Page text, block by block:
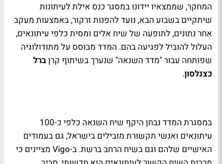
המחקר, שממצאיו יידונו במסגר כנס אילת לעיתונות
שיתקיים בשבוע הבא, נועד להפנות זרקור, באמצעות מעקב
אחר נתונים, לתופעה של שיח אלים ומסית כלפי עיתונאים,
העלול להוביל לפגיעה בהם. המדד מבוסס על מתודולוגיה
שפותחה עבור "מדד השנאה" שנערך בשיתוף קרןברל
כצנלסון.
במסגרת המדד נבחן היקף שיח השנאה כלפי כ-100
עיתונאים ואנשי תקשורת מובילים בישראל, גם בעמודים
האישיים שלהם וגם בשיח הרחב ברשת. ב-Vigo מציינים כי